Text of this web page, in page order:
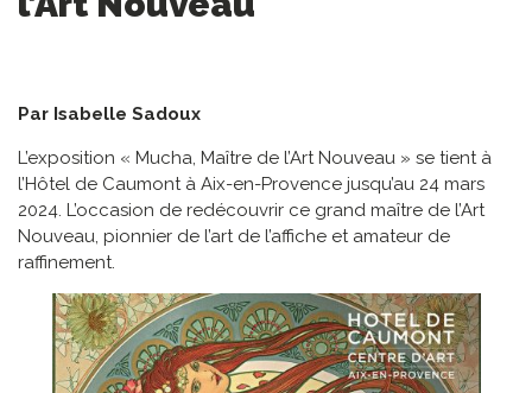
Par Isabelle Sadoux
L’exposition « Mucha, Maître de l’Art Nouveau » se tient à
l’Hôtel de Caumont à Aix-en-Provence jusqu’au 24 mars
2024. L’occasion de redécouvrir ce grand maître de l’Art
Nouveau, pionnier de l’art de l’affiche et amateur de
raffinement.